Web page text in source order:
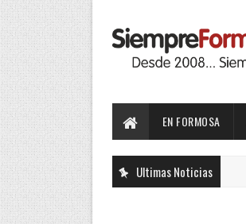
EN FORMOSA
Ultimas Noticias